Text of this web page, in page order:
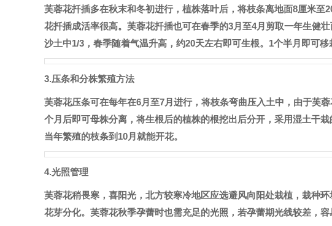
芙蓉花扦插多在秋末和冬初进行，植株落叶后，将枝条离地面8厘米至
花扦插成活率很高。芙蓉花扦插也可在春季的3月至4月剪取一年生健
沙土中1/3，春季随着气温升高，约20天左右即可生根。1个半月即可移
3.压条和分株繁殖方法
芙蓉花压条可在每年在6月至7月进行，将枝条弯曲压入土中，由于芙
个月后即可母株分离，将生根后的植株的根挖出后分开，采用湿土干
当年繁殖的枝条到10月就能开花。
4.光照管理
芙蓉花稍畏寒，喜阳光，北方较寒冷地区应选避风向阳处栽植，栽种
花芽分化。芙蓉花秋季孕蕾时也需充足的光照，若孕蕾期光线较差，容